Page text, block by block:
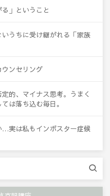
」ということ
いうちに受け継がれる「家族
ンセリング
的、マイナス思考。うまく
は落ち込む毎日。
実は私もインポスター症候